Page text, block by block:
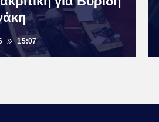
15:07